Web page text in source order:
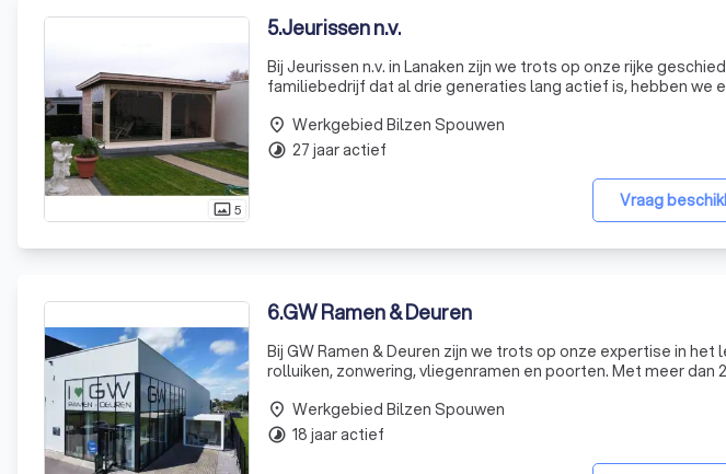
photo_size_select_actual5
5.Jeurissen n.v.
Bij Jeurissen n.v. in Lanaken zijn we trots op onze rijke
familiebedrijf dat al drie generaties lang actief is, hebben we
karren
Vraag
place Werkgebied Bilzen Spouwen
timelapse 27 jaar actief
6.GW Ramen & Deuren
Bij GW Ramen & Deuren zijn we trots op onze expertise in
rolluiken, zonwering, vliegenramen en poorten. Met meer dan
place Werkgebied Bilzen Spouwen
timelapse 18 jaar actief